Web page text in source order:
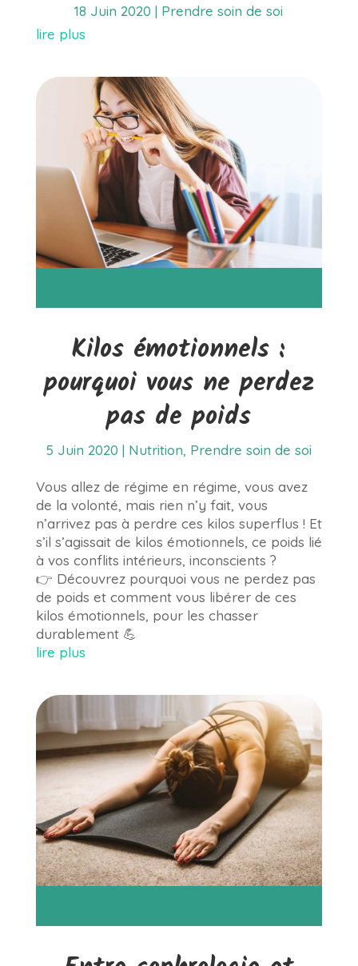
18 Juin 2020 | Prendre soin de soi
lire plus
Kilos émotionnels :
pourquoi vous ne perdez
pas de poids
5 Juin 2020 | Nutrition, Prendre soin de soi
Vous allez de régime en régime, vous avez
de la volonté, mais rien n’y fait, vous
n’arrivez pas à perdre ces kilos superflus ! Et
s’il s’agissait de kilos émotionnels, ce poids lié
à vos conflits intérieurs, inconscients ?
👉 Découvrez pourquoi vous ne perdez pas
de poids et comment vous libérer de ces
kilos émotionnels, pour les chasser
durablement 💪
lire plus